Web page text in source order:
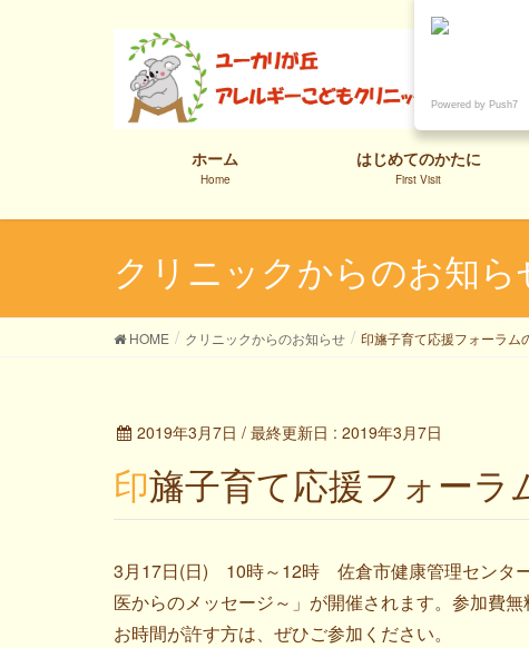
ホーム
Home
はじめてのかたに
First Visit
クリニックからのお知ら
HOME クリニックからのお知らせ 印旛子育て応援フォーラム
2019年3月7日 / 最終更新日 : 2019年3月7日
印旛子育て応援フォー
3月17日(日) 10時～12時 佐倉市健康管理センタ
医からのメッセージ～」が開催されます。参加費無
お時間が許す方は、ぜひご参加ください。
Powered by Push7